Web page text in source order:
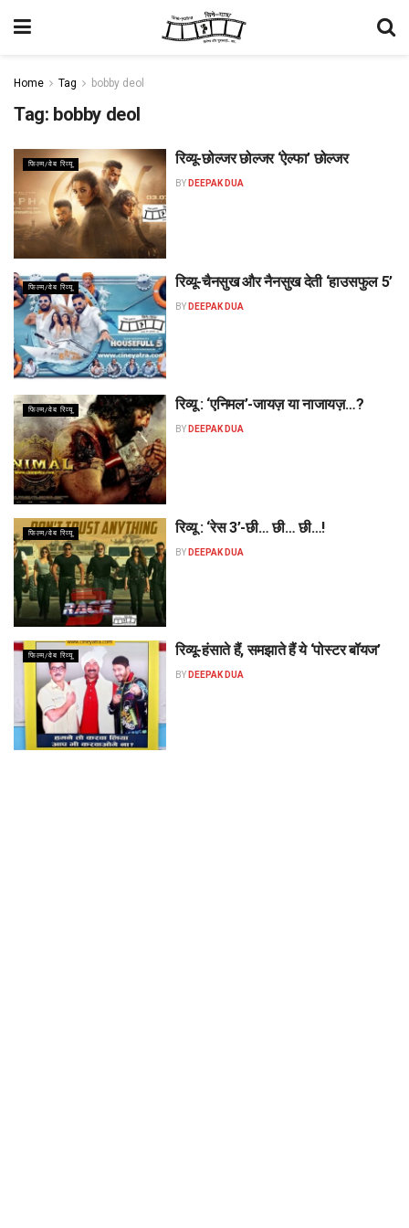
Home Tag bobby deol
Tag: bobby deol
फिल्म/वेब रिव्यू रिव्यू-छोल्जर छोल्जर ‘ऐल्फा’ छोल्जर
BY DEEPAK DUA
फिल्म/वेब रिव्यू रिव्यू-चैनसुख और नैनसुख देती ‘हाउसफुल 5’
BY DEEPAK DUA
फिल्म/वेब रिव्यू रिव्यू : ‘एनिमल’-जायज़ या नाजायज़…?
BY DEEPAK DUA
फिल्म/वेब रिव्यू रिव्यू : ‘रेस 3’-छी… छी… छी…!
BY DEEPAK DUA
फिल्म/वेब रिव्यू रिव्यू-हंसाते हैं, समझाते हैं ये ‘पोस्टर बॉयज’
BY DEEPAK DUA